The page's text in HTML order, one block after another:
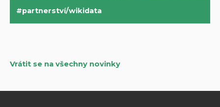
partnerství/wikidata
Vrátit se na všechny novinky